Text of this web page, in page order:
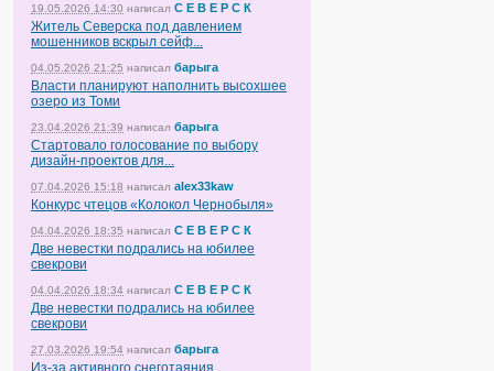
19.05.2026 14:30 написал С Е В Е Р С К
Житель Северска под давлением
мошенников вскрыл сейф...
04.05.2026 21:25 написал барыга
Власти планируют наполнить высохшее
озеро из Томи
23.04.2026 21:39 написал барыга
Стартовало голосование по выбору
дизайн-проектов для...
07.04.2026 15:18 написал alex33kaw
Конкурс чтецов «Колокол Чернобыля»
04.04.2026 18:35 написал С Е В Е Р С К
Две невестки подрались на юбилее
свекрови
04.04.2026 18:34 написал С Е В Е Р С К
Две невестки подрались на юбилее
свекрови
27.03.2026 19:54 написал барыга
Из-за активного снеготаяния